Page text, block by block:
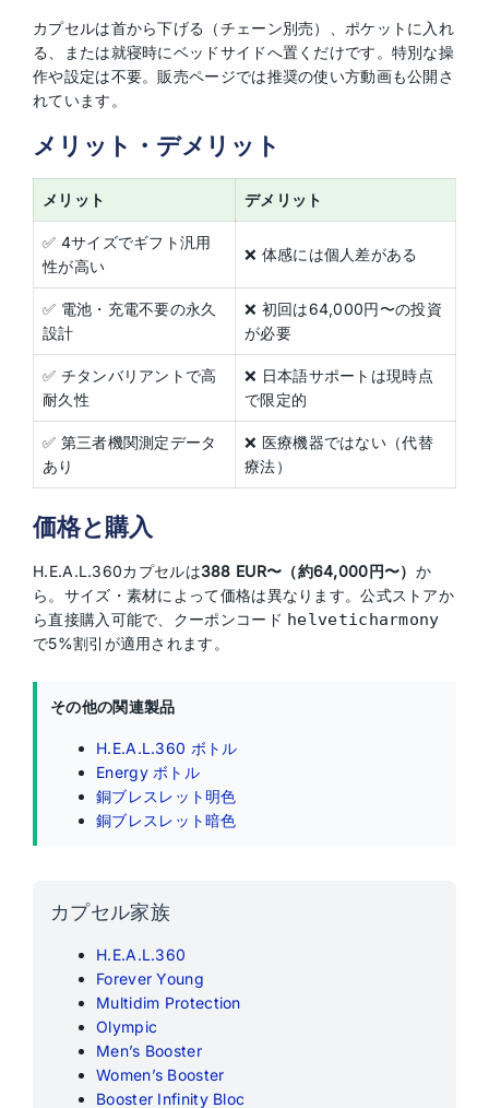
カプセルは首から下げる（チェーン別売）、ポケットに入れ
る、または就寝時にベッドサイドへ置くだけです。特別な操
作や設定は不要。販売ページでは推奨の使い方動画も公開さ
れています。
メリット・デメリット
メリット デメリット
✅ 4サイズでギフト汎用
性が高い
❌ 体感には個人差がある
✅ 電池・充電不要の永久
設計
❌ 初回は64,000円〜の投資
が必要
✅ チタンバリアントで高
耐久性
❌ 日本語サポートは現時点
で限定的
✅ 第三者機関測定データ
あり
❌ 医療機器ではない（代替
療法）
価格と購入
H.E.A.L.360カプセルは388 EUR〜（約64,000円〜） か
ら。サイズ・素材によって価格は異なります。公式ストアか
ら直接購入可能で、クーポンコード helveticharmony
で5%割引が適用されます。
その他の関連製品
H.E.A.L.360 ボトル
Energy ボトル
銅ブレスレット明色
銅ブレスレット暗色
カプセル家族
H.E.A.L.360
Forever Young
Multidim Protection
Olympic
Men’s Booster
Women’s Booster
Booster Infinity Bloc